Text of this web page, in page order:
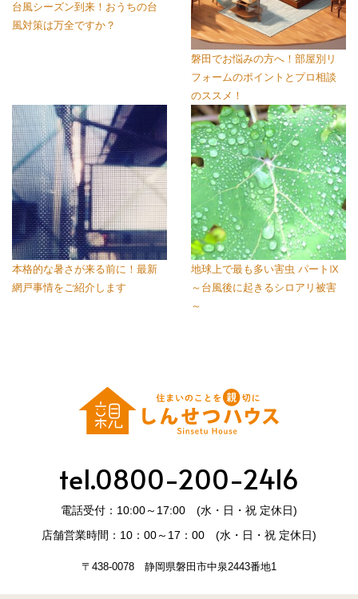
台風シーズン到来！おうちの台
風対策は万全ですか？
磐田でお悩みの方へ！部屋別リ
フォームのポイントとプロ相談
のススメ！
本格的な暑さが来る前に！最新
網戸事情をご紹介します
地球上で最も多い害虫 パートⅨ
～台風後に起きるシロアリ被害
～
tel.0800-200-2416
電話受付：10:00～17:00 (水・日・祝 定休日)
店舗営業時間：10：00～17：00 (水・日・祝 定休日)
〒438-0078 静岡県磐田市中泉2443番地1